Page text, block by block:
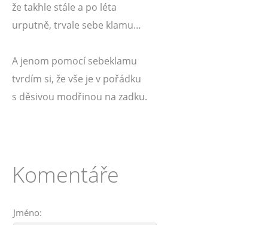
že takhle stále a po léta
urputně, trvale sebe klamu…
A jenom pomocí sebeklamu
tvrdím si, že vše je v pořádku
s děsivou modřinou na zadku.
Komentáře
Jméno: